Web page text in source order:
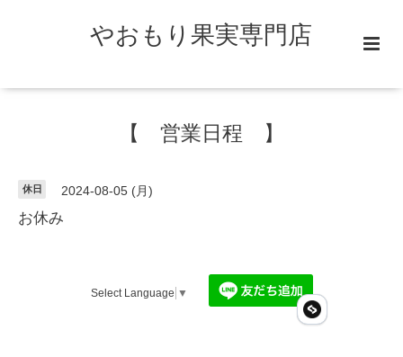
やおもり果実専門店
【 営業日程 】
休日 2024-08-05 (月)
お休み
Select Language ▼